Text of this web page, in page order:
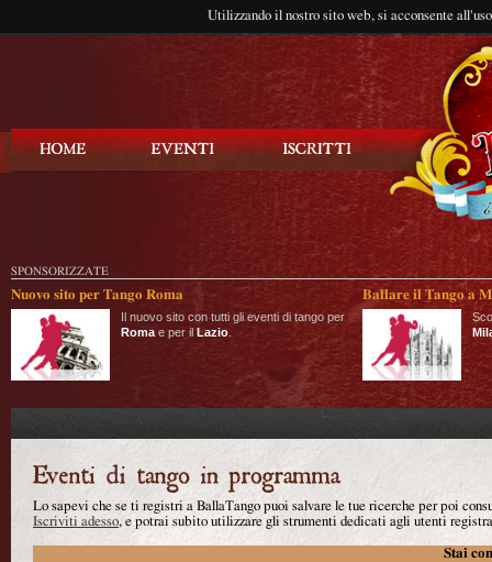
Utilizzando il nostro sito web, si acconsente
SPONSORIZZATE
Nuovo sito per Tango Roma
Il nuovo sito con tutti gli eventi di tango per
Roma e per il Lazio
Ballare il Tango a
Lo sapevi che se ti registri a BallaTango puoi salvare le tue ricerche per poi
Iscriviti adesso, e potrai subito utilizzare gli strumenti dedicati agli utenti
Stai